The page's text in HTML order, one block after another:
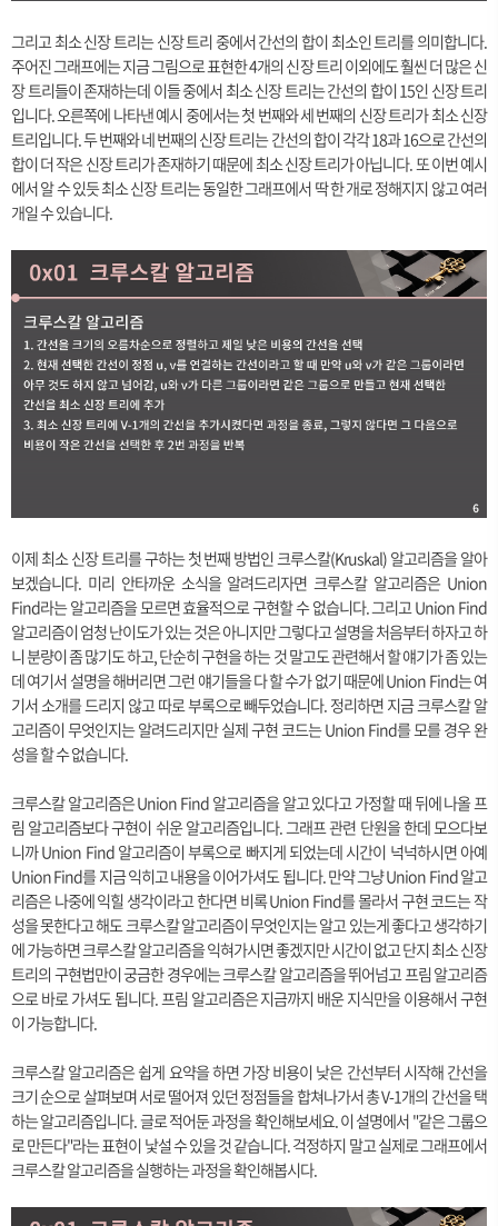
그리고 최소 신장 트리는 신장 트리 중에서 간선의 합이 최소인 트리를 의미합니다.
주어진 그래프에는 지금 그림으로 표현한 4개의 신장 트리 이외에도 훨씬 더 많은 신
장 트리들이 존재하는데 이들 중에서 최소 신장 트리는 간선의 합이 15인 신장 트리
입니다. 오른쪽에 나타낸 예시 중에서는 첫 번째와 세 번째의 신장 트리가 최소 신장
트리입니다. 두 번째와 네 번째의 신장 트리는 간선의 합이 각각 18과 16으로 간선의
합이 더 작은 신장 트리가 존재하기 때문에 최소 신장 트리가 아닙니다. 또 이번 예시
에서 알 수 있듯 최소 신장 트리는 동일한 그래프에서 딱 한 개로 정해지지 않고 여러
개일 수 있습니다.
이제 최소 신장 트리를 구하는 첫 번째 방법인 크루스칼(Kruskal) 알고리즘을 알아
보겠습니다. 미리 안타까운 소식을 알려드리자면 크루스칼 알고리즘은 Union
Find라는 알고리즘을 모르면 효율적으로 구현할 수 없습니다. 그리고 Union Find
알고리즘이 엄청 난이도가 있는 것은 아니지만 그렇다고 설명을 처음부터 하자고 하
니 분량이 좀 많기도 하고, 단순히 구현을 하는 것 말고도 관련해서 할 얘기가 좀 있는
데 여기서 설명을 해버리면 그런 얘기들을 다 할 수가 없기 때문에 Union Find는 여
기서 소개를 드리지 않고 따로 부록으로 빼두었습니다. 정리하면 지금 크루스칼 알
고리즘이 무엇인지는 알려드리지만 실제 구현 코드는 Union Find를 모를 경우 완
성을 할 수 없습니다.
크루스칼 알고리즘은 Union Find 알고리즘을 알고 있다고 가정할 때 뒤에 나올 프
림 알고리즘보다 구현이 쉬운 알고리즘입니다. 그래프 관련 단원을 한데 모으다보
니까 Union Find 알고리즘이 부록으로 빠지게 되었는데 시간이 넉넉하시면 아예
Union Find를 지금 익히고 내용을 이어가셔도 됩니다. 만약 그냥 Union Find 알고
리즘은 나중에 익힐 생각이라고 한다면 비록 Union Find를 몰라서 구현 코드는 작
성을 못한다고 해도 크루스칼 알고리즘이 무엇인지는 알고 있는게 좋다고 생각하기
에 가능하면 크루스칼 알고리즘을 익혀가시면 좋겠지만 시간이 없고 단지 최소 신장
트리의 구현법만이 궁금한 경우에는 크루스칼 알고리즘을 뛰어넘고 프림 알고리즘
으로 바로 가셔도 됩니다. 프림 알고리즘은 지금까지 배운 지식만을 이용해서 구현
이 가능합니다.
크루스칼 알고리즘은 쉽게 요약을 하면 가장 비용이 낮은 간선부터 시작해 간선을
크기 순으로 살펴보며 서로 떨어져 있던 정점들을 합쳐나가서 총 V-1개의 간선을 택
하는 알고리즘입니다. 글로 적어둔 과정을 확인해보세요. 이 설명에서 "같은 그룹으
로 만든다"라는 표현이 낯설 수 있을 것 같습니다. 걱정하지 말고 실제로 그래프에서
크루스칼 알고리즘을 실행하는 과정을 확인해봅시다.